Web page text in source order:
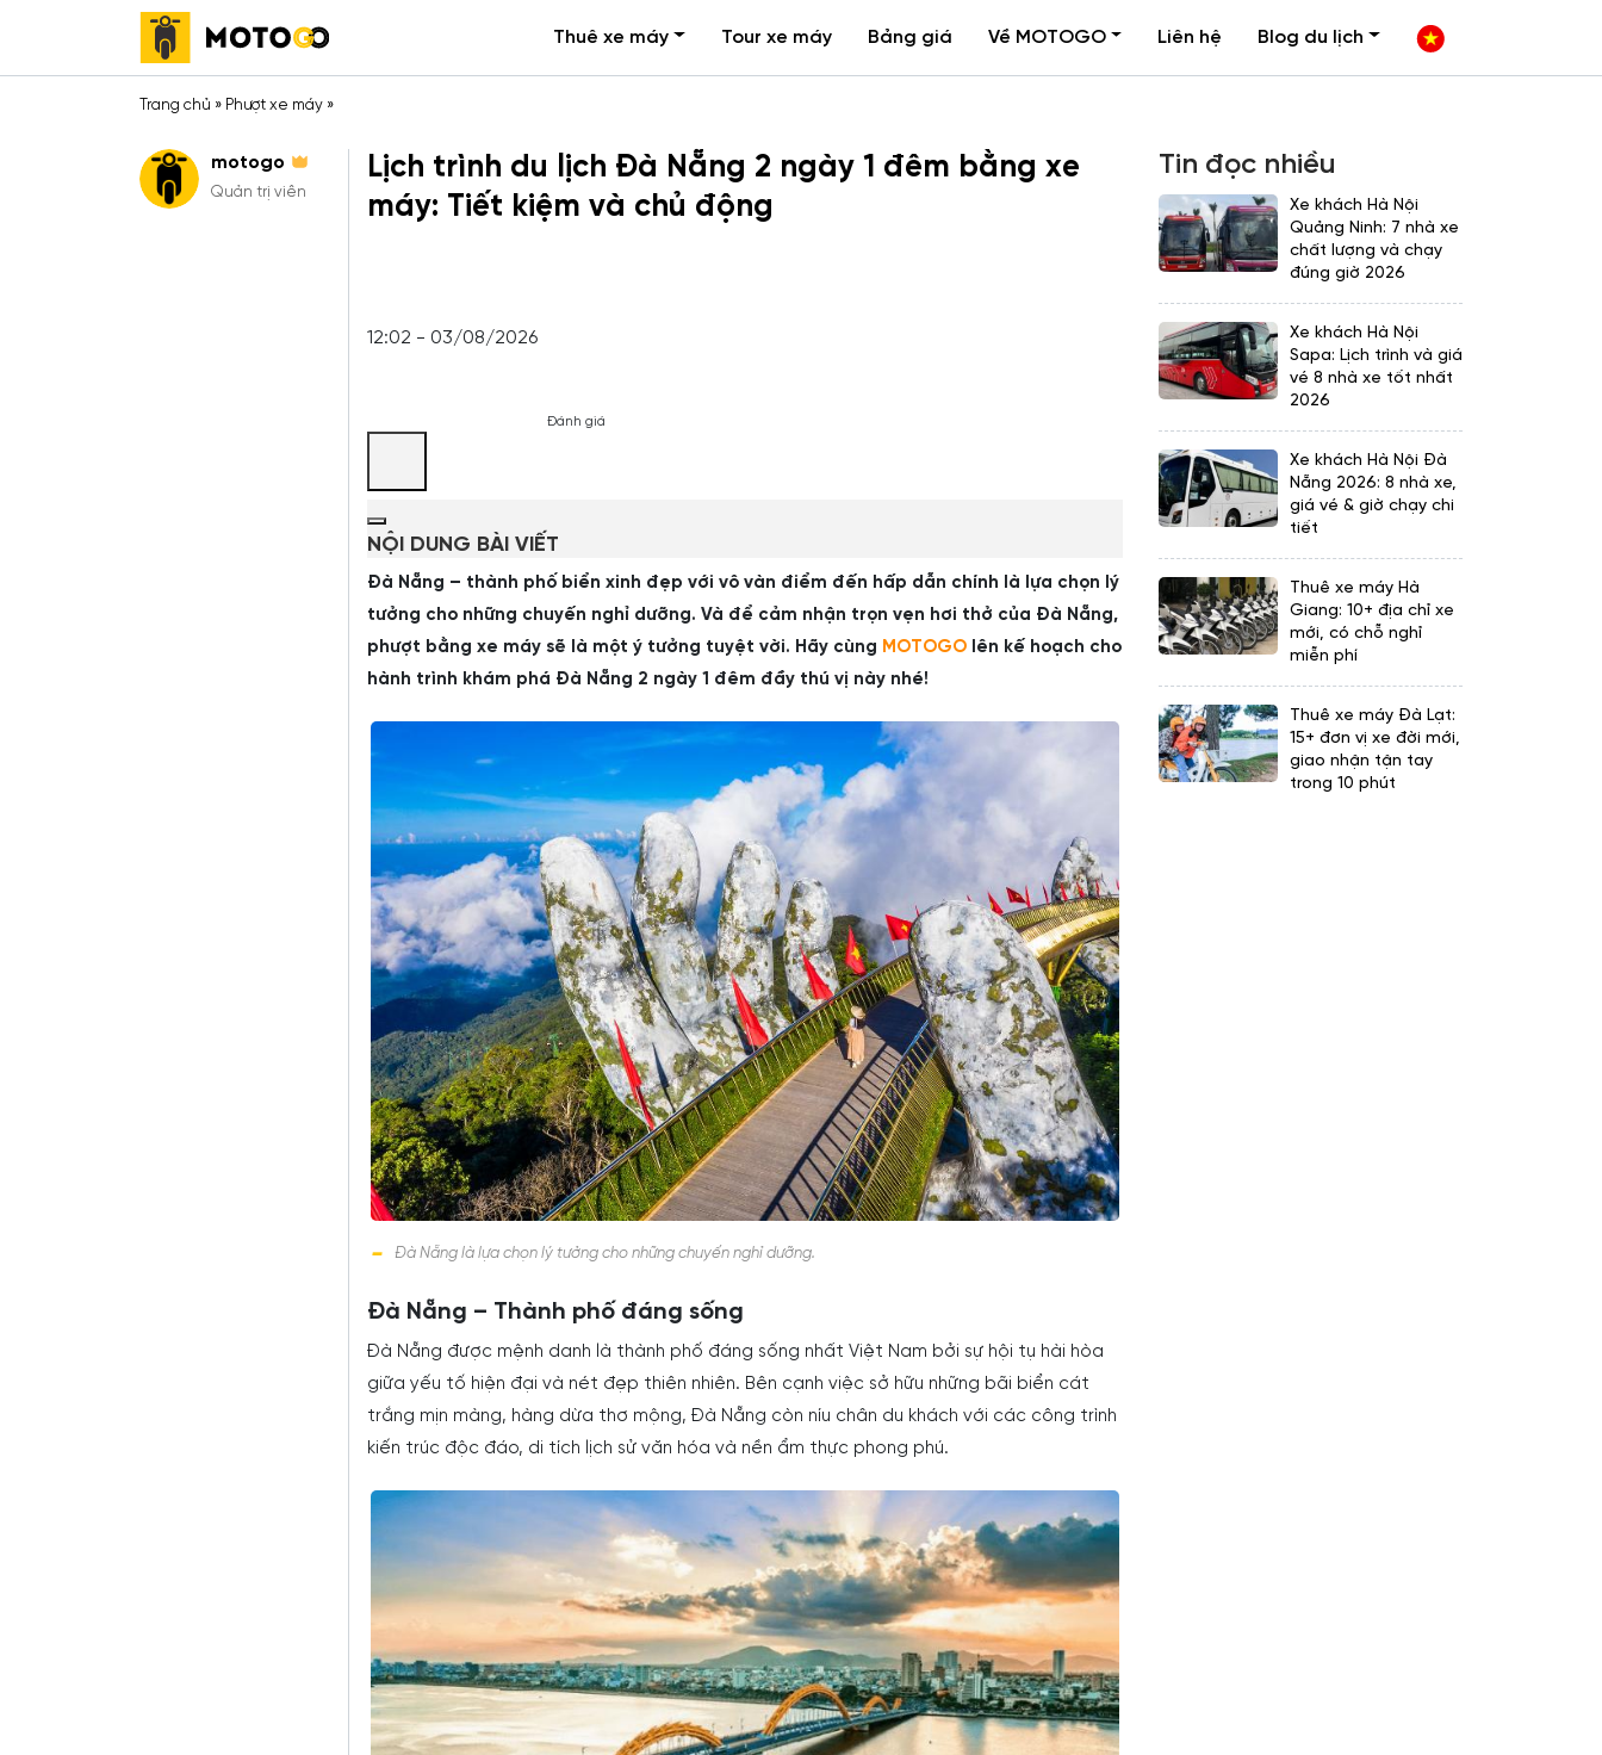
Thuê xe máy Tour xe máy Bảng giá Về MOTOGO Liên hệ Blog du lịch
Trang chủ » Phượt xe máy »
motogo
Quản trị viên
Lịch trình du lịch Đà Nẵng 2 ngày 1 đêm bằng xe
máy: Tiết kiệm và chủ động
12:02 - 03/08/2026
Đánh giá
NỘI DUNG BÀI VIẾT
Đà Nẵng – thành phố biển xinh đẹp với vô vàn điểm đến hấp dẫn chính là lựa chọn lý
tưởng cho những chuyến nghỉ dưỡng. Và để cảm nhận trọn vẹn hơi thở của Đà Nẵng,
phượt bằng xe máy sẽ là một ý tưởng tuyệt vời. Hãy cùng MOTOGO lên kế hoạch cho
hành trình khám phá Đà Nẵng 2 ngày 1 đêm đầy thú vị này nhé!
Đà Nẵng là lựa chọn lý tưởng cho những chuyến nghỉ dưỡng.
Đà Nẵng – Thành phố đáng sống
Đà Nẵng được mệnh danh là thành phố đáng sống nhất Việt Nam bởi sự hội tụ hài hòa
giữa yếu tố hiện đại và nét đẹp thiên nhiên. Bên cạnh việc sở hữu những bãi biển cát
trắng mịn màng, hàng dừa thơ mộng, Đà Nẵng còn níu chân du khách với các công trình
kiến trúc độc đáo, di tích lịch sử văn hóa và nền ẩm thực phong phú.
Tin đọc nhiều
Xe khách Hà Nội
Quảng Ninh: 7 nhà xe
chất lượng và chạy
đúng giờ 2026
Xe khách Hà Nội
Sapa: Lịch trình và giá
vé 8 nhà xe tốt nhất
2026
Xe khách Hà Nội Đà
Nẵng 2026: 8 nhà xe,
giá vé & giờ chạy chi
tiết
Thuê xe máy Hà
Giang: 10+ địa chỉ xe
mới, có chỗ nghỉ
miễn phí
Thuê xe máy Đà Lạt:
15+ đơn vị xe đời mới,
giao nhận tận tay
trong 10 phút